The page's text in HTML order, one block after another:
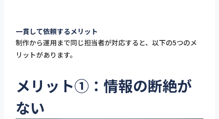
一貫して依頼するメリット
制作から運用まで同じ担当者が対応すると、以下の5つのメ
リットがあります。
メリット①：情報の断絶が
ない